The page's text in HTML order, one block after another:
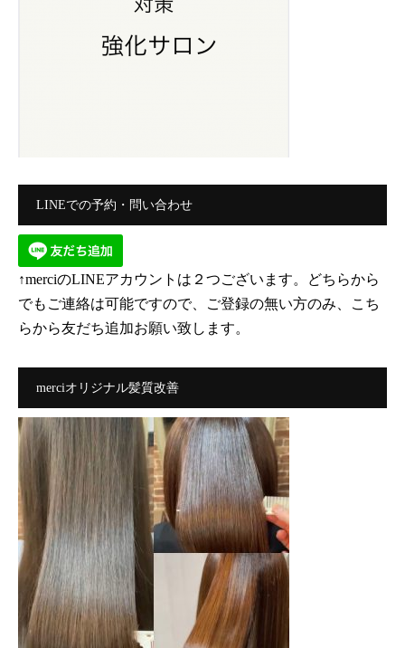
LINEでの予約・問い合わせ
↑merciのLINEアカウントは２つございます。どちらから
でもご連絡は可能ですので、ご登録の無い方のみ、こち
らから友だち追加お願い致します。
merciオリジナル髪質改善